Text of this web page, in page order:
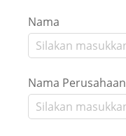
Nama
Nama Perusahaan